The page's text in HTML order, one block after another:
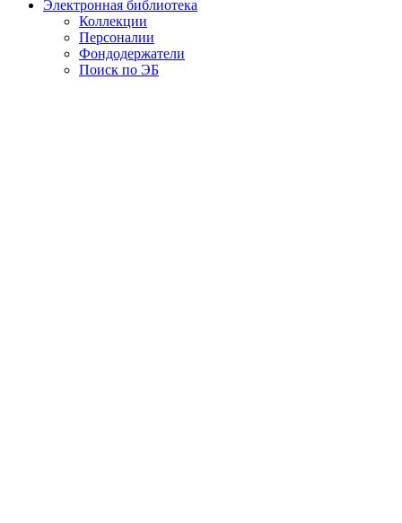
Электронная библиотека
Коллекции
Персоналии
Фондодержатели
Поиск по ЭБ